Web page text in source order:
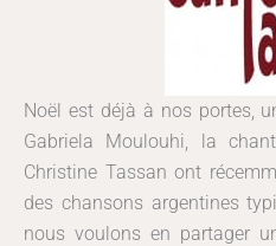
Noël est déjà à nos portes,
Gabriela Moulouhi, la
Christine Tassan ont
des chansons argentines
nous voulons en partager